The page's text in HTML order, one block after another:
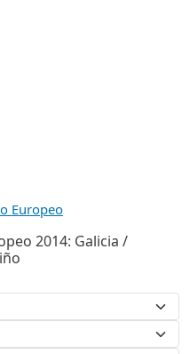
Europeo
2014: Galicia /